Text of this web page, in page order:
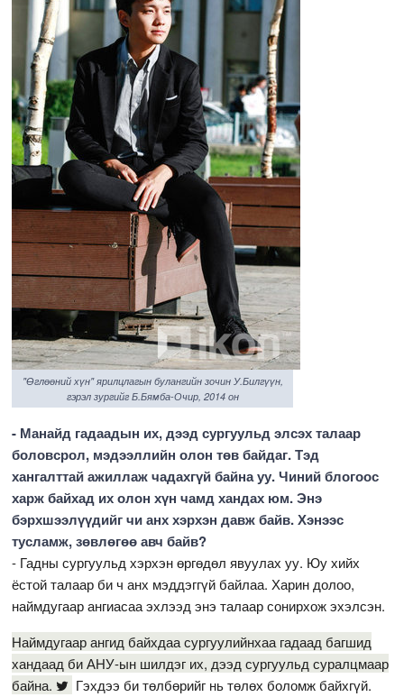
"Өглөөний хүн" ярилцлагын булангийн зочин У.Билгүүн,
гэрэл зургийг Б.Бямба-Очир, 2014 он
- Манайд гадаадын их, дээд сургуульд элсэх талаар
боловсрол, мэдээллийн олон төв байдаг. Тэд
хангалттай ажиллаж чадахгүй байна уу. Чиний блогоос
харж байхад их олон хүн чамд хандах юм. Энэ
бэрхшээлүүдийг чи анх хэрхэн давж байв. Хэнээс
тусламж, зөвлөгөө авч байв?
- Гадны сургуульд хэрхэн өргөдөл явуулах уу. Юу хийх
ёстой талаар би ч анх мэддэггүй байлаа. Харин долоо,
наймдугаар ангиасаа эхлээд энэ талаар сонирхож эхэлсэн.
Наймдугаар ангид байхдаа сургуулийнхаа гадаад багшид
хандаад би АНУ-ын шилдэг их, дээд сургуульд суралцмаар
байна.
Гэхдээ би төлбөрийг нь төлөх боломж байхгүй.